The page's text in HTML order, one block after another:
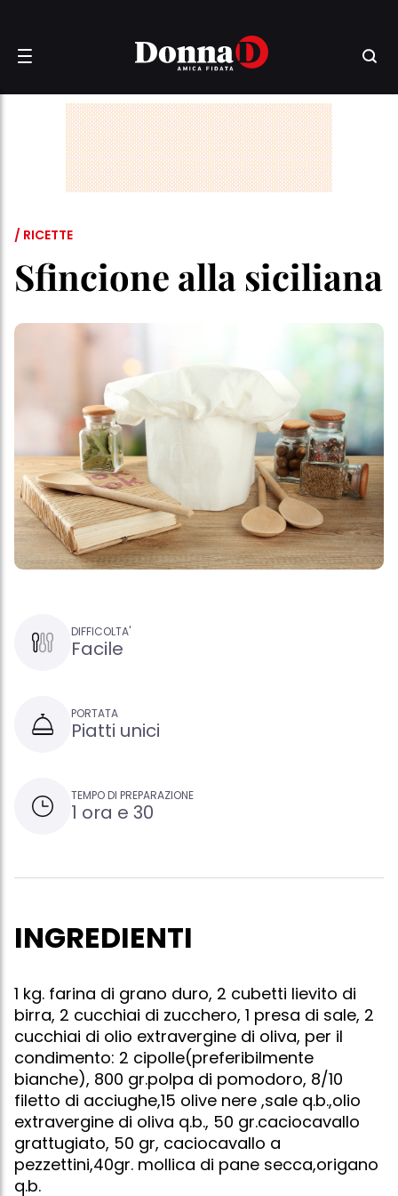
/ RICETTE
Sfincione alla siciliana
DIFFICOLTA'
Facile
PORTATA
Piatti unici
TEMPO DI PREPARAZIONE
1 ora e 30
INGREDIENTI
1 kg. farina di grano duro, 2 cubetti lievito di
birra, 2 cucchiai di zucchero, 1 presa di sale, 2
cucchiai di olio extravergine di oliva, per il
condimento: 2 cipolle(preferibilmente
bianche), 800 gr.polpa di pomodoro, 8/10
filetto di acciughe,15 olive nere ,sale q.b.,olio
extravergine di oliva q.b., 50 gr.caciocavallo
grattugiato, 50 gr, caciocavallo a
pezzettini,40gr. mollica di pane secca,origano
q.b.